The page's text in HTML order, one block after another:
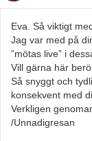
Eva. Så viktigt
Jag var med på
”mötas live” i
Vill gärna här
Så snyggt och
konsekvent med
Verkligen
/Unnadigresan